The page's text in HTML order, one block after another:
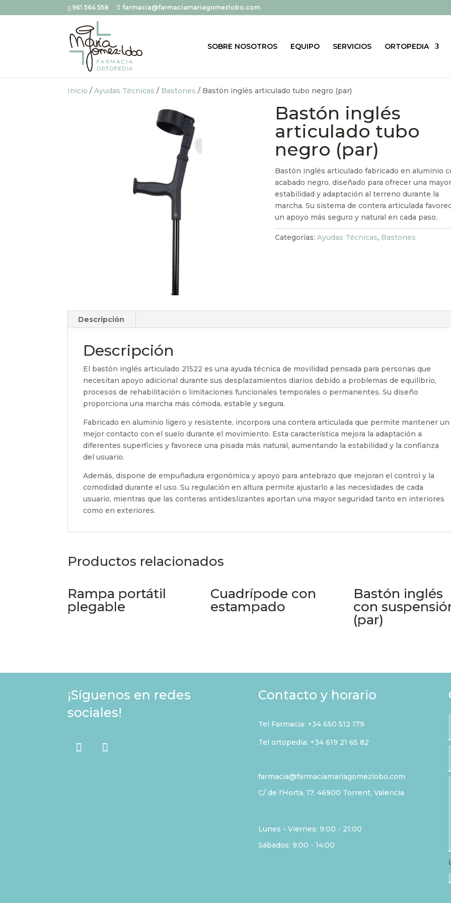
961 564 558 farmacia@farmaciamariagomezlobo.com
SOBRE NOSOTROS EQUIPO SERVICIOS ORTOPEDIA
Inicio /Ayudas Técnicas / Bastones / Bastón inglés articulado tubo negro (par)
Bastón inglés
articulado tubo
negro (par)
Bastón inglés articulado fabricado en aluminio
acabado negro, diseñado para ofrecer una
estabilidad y adaptación al terreno durante la
marcha. Su sistema de contera articulada
un apoyo más seguro y natural en cada paso.
Categorías:Ayudas Técnicas, Bastones
Descripción
Descripción
El bastón inglés articulado 21522 es una ayuda técnica de movilidad pensada para personas que
necesitan apoyo adicional durante sus desplazamientos diarios debido a problemas de equilibrio,
procesos de rehabilitación o limitaciones funcionales temporales o permanentes. Su diseño
proporciona una marcha más cómoda, estable y segura.
Fabricado en aluminio ligero y resistente, incorpora una contera articulada que permite mantener un
mejor contacto con el suelo durante el movimiento. Esta característica mejora la adaptación a
diferentes superficies y favorece una pisada más natural, aumentando la estabilidad y la confianza
del usuario.
Además, dispone de empuñadura ergonómica y apoyo para antebrazo que mejoran el control y la
comodidad durante el uso. Su regulación en altura permite ajustarlo a las necesidades de cada
usuario, mientras que las conteras antideslizantes aportan una mayor seguridad tanto en interiores
como en exteriores.
Productos relacionados
Rampa portátil
plegable
Cuadrípode con
estampado
Bastón inglés
con
(par)
¡Síguenos en redes
sociales!
Contacto y horario
Tel Farmacia: +34 650 512 179
Tel ortopedia: +34 619 21 65 82
farmacia@farmaciamariagomezlobo.com
C/ de l'Horta, 17, 46900 Torrent, Valencia
Lunes - Viernes: 9:00 - 21:00
Sábados: 9:00 - 14:00